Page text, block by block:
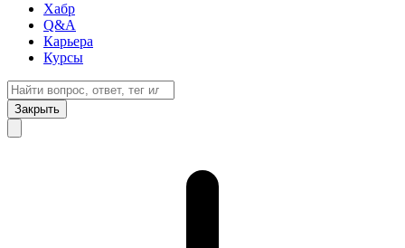
Хабр
Q&A
Карьера
Курсы
Закрыть